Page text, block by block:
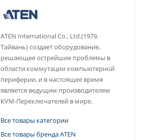
ДОСТАВКА ДОПОЛНИТЕЛЬНО
ATEN International Co., Ltd.(1979,
Тайвань) создает оборудование,
решающее острейшие проблемы в
области коммутации компьютерной
периферии, и в настоящее время
является ведущим производителем
KVM-Переключателей в мире.
Все товары категории
Все товары бренда ATEN